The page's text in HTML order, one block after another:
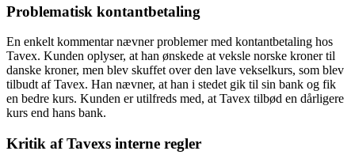
Problematisk kontantbetaling
En enkelt kommentar nævner problemer med kontantbetaling hos
Tavex. Kunden oplyser, at han ønskede at veksle norske kroner til
danske kroner, men blev skuffet over den lave vekselkurs, som blev
tilbudt af Tavex. Han nævner, at han i stedet gik til sin bank og fik
en bedre kurs. Kunden er utilfreds med, at Tavex tilbød en dårligere
kurs end hans bank.
Kritik af Tavexs interne regler